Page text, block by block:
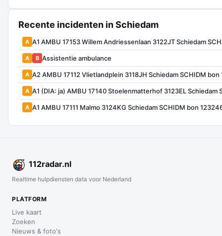
Recente incidenten in Schiedam
A A1 AMBU 17153 Willem Andriessenlaan 3122JT Schiedam
A B Assistentie ambulance
A A2 AMBU 17112 Vlietlandplein 3118JH Schiedam SCHIDM bon
A A1 (DIA: ja) AMBU 17140 Stoelenmatterhof 3123EL Schiedam
A A1 AMBU 17111 Malmo 3124KG Schiedam SCHIDM bon
112radar.nl
Realtime hulpdiensten data voor Nederland
PLATFORM
Live kaart
Zoeken
Nieuws & foto's